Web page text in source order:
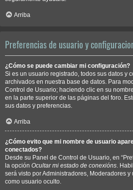
Arriba
Preferencias de usuario y
¿Cómo se puede cambiar mi configuración?
Si es un usuario registrado, todos sus datos y
archivados en nuestra base de datos. Para
Control de Usuario; haciendo clic en su
en la parte superior de las páginas del foro.
sus datos y preferencias.
Arriba
¿Cómo evito que mi nombre de usuario
conectados?
Desde su Panel de Control de Usuario, en
la opción Ocultar mi estado de conexións .
será visto por Administradores, Moderadores y
como usuario oculto.